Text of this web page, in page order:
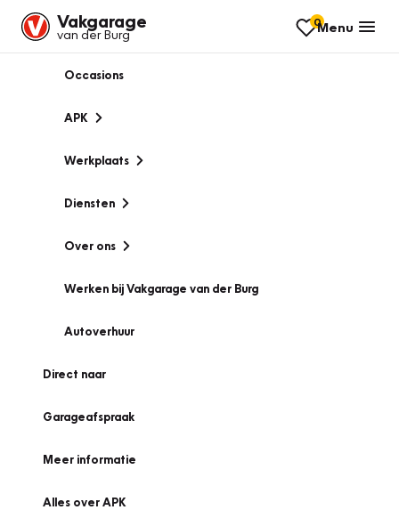
Vakgarage
van der Burg
0Menu
Occasions
APK
Werkplaats
Diensten
Over ons
Werken bij Vakgarage van der Burg
Autoverhuur
Direct naar
Garageafspraak
Meer informatie
Alles over APK